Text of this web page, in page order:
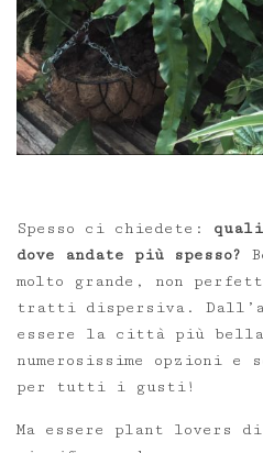
Spesso ci chiedete:
dove andate più spesso?
molto grande, non
tratti dispersiva.
essere la città più bella
numerosissime opzioni e
per tutti i gusti!
Ma essere plant lovers